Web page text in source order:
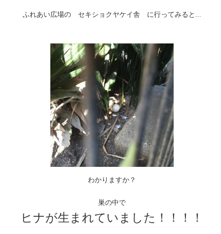
ふれあい広場の セキショクヤケイ舎 に行ってみると...
わかりますか？
巣の中で
ヒナが生まれていました！！！！